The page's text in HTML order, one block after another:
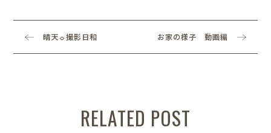
晴天☼撮影日和 お家の様子 動画編
RELATED POST